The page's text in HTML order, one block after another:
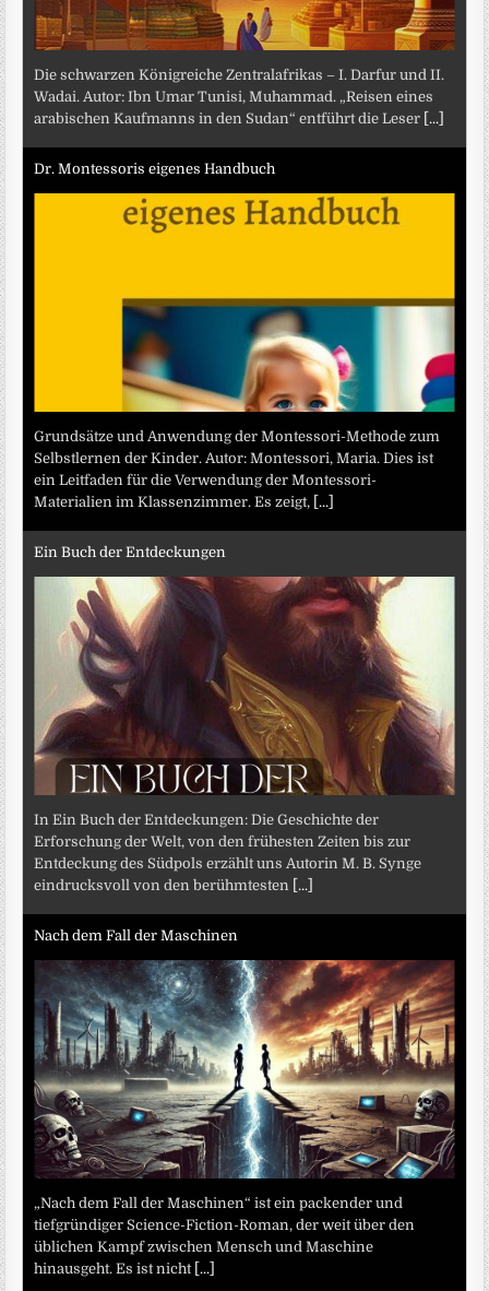
Die schwarzen Königreiche Zentralafrikas – I. Darfur und II.
Wadai. Autor: Ibn Umar Tunisi, Muhammad. „Reisen eines
arabischen Kaufmanns in den Sudan“ entführt die Leser [...]
Dr. Montessoris eigenes Handbuch
Grundsätze und Anwendung der Montessori-Methode zum
Selbstlernen der Kinder. Autor: Montessori, Maria. Dies ist
ein Leitfaden für die Verwendung der Montessori-
Materialien im Klassenzimmer. Es zeigt, [...]
Ein Buch der Entdeckungen
In Ein Buch der Entdeckungen: Die Geschichte der
Erforschung der Welt, von den frühesten Zeiten bis zur
Entdeckung des Südpols erzählt uns Autorin M. B. Synge
eindrucksvoll von den berühmtesten [...]
Nach dem Fall der Maschinen
„Nach dem Fall der Maschinen“ ist ein packender und
tiefgründiger Science-Fiction-Roman, der weit über den
üblichen Kampf zwischen Mensch und Maschine
hinausgeht. Es ist nicht [...]